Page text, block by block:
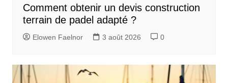
Comment obtenir un devis construction
terrain de padel adapté ?
Elowen Faelnor 3 août 2026 0